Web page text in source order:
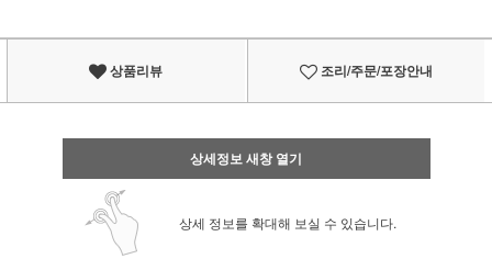
상품리뷰 조리/주문/포장안내
상세정보 새창 열기
상세 정보를 확대해 보실 수 있습니다.